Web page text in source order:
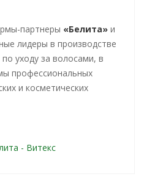
партнеры «Белита» и
лидеры в производстве
уходу за волосами, в
профессиональных
и косметических
- Витекс